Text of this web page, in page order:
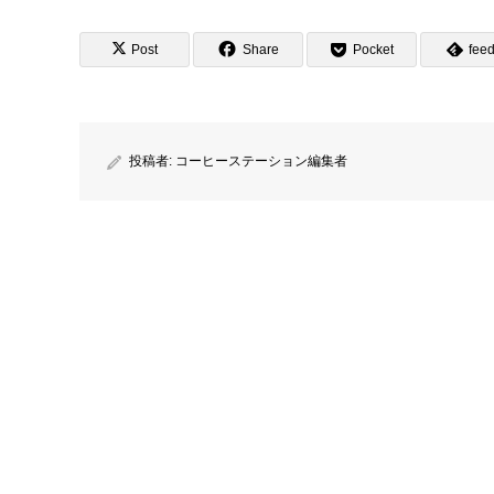
Post Share Pocket
投稿者: コーヒーステーション編集者